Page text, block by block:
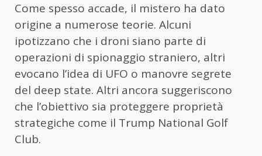
Come spesso accade, il mistero ha dato
origine a numerose teorie. Alcuni
ipotizzano che i droni siano parte di
operazioni di spionaggio straniero, altri
evocano l’idea di UFO o manovre segrete
del deep state. Altri ancora suggeriscono
che l’obiettivo sia proteggere proprietà
strategiche come il Trump National Golf
Club.